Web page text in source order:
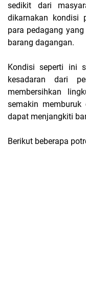
sedikit dari
dikarnakan kondisi
para pedagang
barang dagangan.
Kondisi seperti ini
kesadaran dari
membersihkan
semakin
dapat menjangkiti
Berikut beberapa